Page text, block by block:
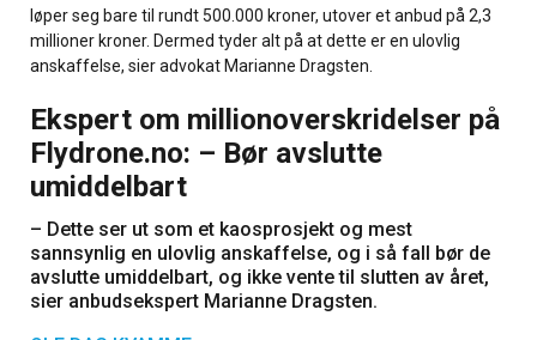
løper seg bare til rundt 500.000 kroner, utover et anbud på 2,3
millioner kroner. Dermed tyder alt på at dette er en ulovlig
anskaffelse, sier advokat Marianne Dragsten.
Ekspert om millionoverskridelser på
Flydrone.no: – Bør avslutte
umiddelbart
– Dette ser ut som et kaosprosjekt og mest
sannsynlig en ulovlig anskaffelse, og i så fall bør de
avslutte umiddelbart, og ikke vente til slutten av året,
sier anbudsekspert Marianne Dragsten.